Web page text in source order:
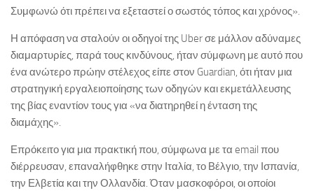
Συμφωνώ ότι πρέπει να εξεταστεί ο σωστός τόπος και χρόνος».
Η απόφαση να σταλούν οι οδηγοί της Uber σε μάλλον αδύναμες
διαμαρτυρίες, παρά τους κινδύνους, ήταν σύμφωνη με αυτό που
ένα ανώτερο πρώην στέλεχος είπε στον Guardian, ότι ήταν μια
στρατηγική εργαλειοποίησης των οδηγών και εκμετάλλευσης
της βίας εναντίον τους για «να διατηρηθεί η ένταση της
διαμάχης».
Επρόκειτο για μια πρακτική που, σύμφωνα με τα email που
διέρρευσαν, επαναλήφθηκε στην Ιταλία, το Βέλγιο, την Ισπανία,
την Ελβετία και την Ολλανδία. Όταν μασκοφόροι, οι οποίοι